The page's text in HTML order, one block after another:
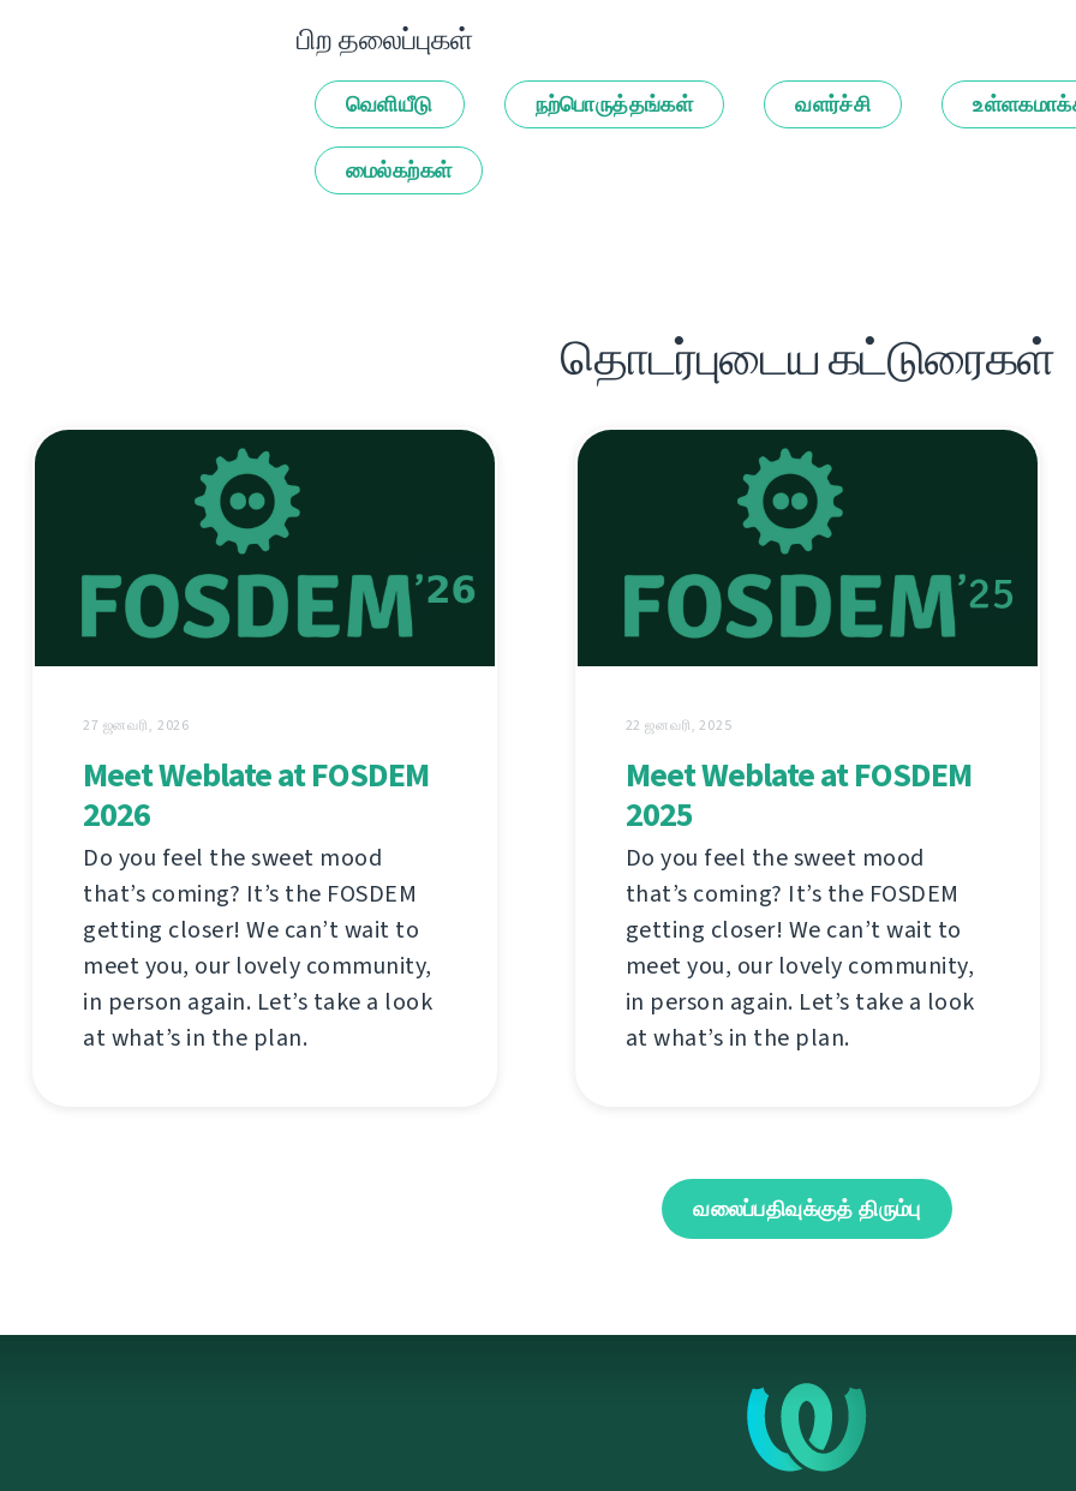
பிற தலைப்புகள்
வெளியீடு நற்பொருத்தங்கள் வளர்ச்சி
மைல்கற்கள்
தொடர்புடைய கட்டுரைகள்
27 ஜனவரி, 2026
Meet Weblate at FOSDEM
2026
Do you feel the sweet mood
that’s coming? It’s the FOSDEM
getting closer! We can’t wait to
meet you, our lovely community,
in person again. Let’s take a look
at what’s in the plan.
22 ஜனவரி, 2025
Meet Weblate at FOSDEM
2025
Do you feel the sweet mood
that’s coming? It’s the FOSDEM
getting closer! We can’t wait to
meet you, our lovely community,
in person again. Let’s take a look
at what’s in the plan.
வலைப்பதிவுக்குத் திரும்பு